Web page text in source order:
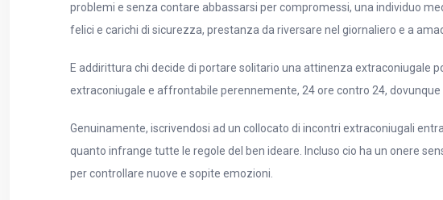
problemi e senza contare abbassarsi per compromessi, una individuo
felici e carichi di sicurezza, prestanza da riversare nel giornaliero e a
E addirittura chi decide di portare solitario una attinenza extraconiugale
extraconiugale e affrontabile perennemente, 24 ore contro 24, dovunque
Genuinamente, iscrivendosi ad un collocato di incontri extraconiugali
quanto infrange tutte le regole del ben ideare. Incluso cio ha un onere
per controllare nuove e sopite emozioni.